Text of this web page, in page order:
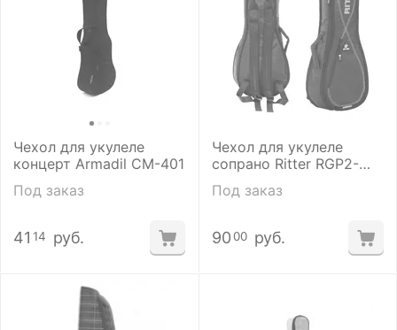
Чехол для укулеле
концерт Armadil CM-401
Под заказ
41 14 руб.
Чехол для укулеле
сопрано Ritter RGP2-
Под заказ
9000 руб.